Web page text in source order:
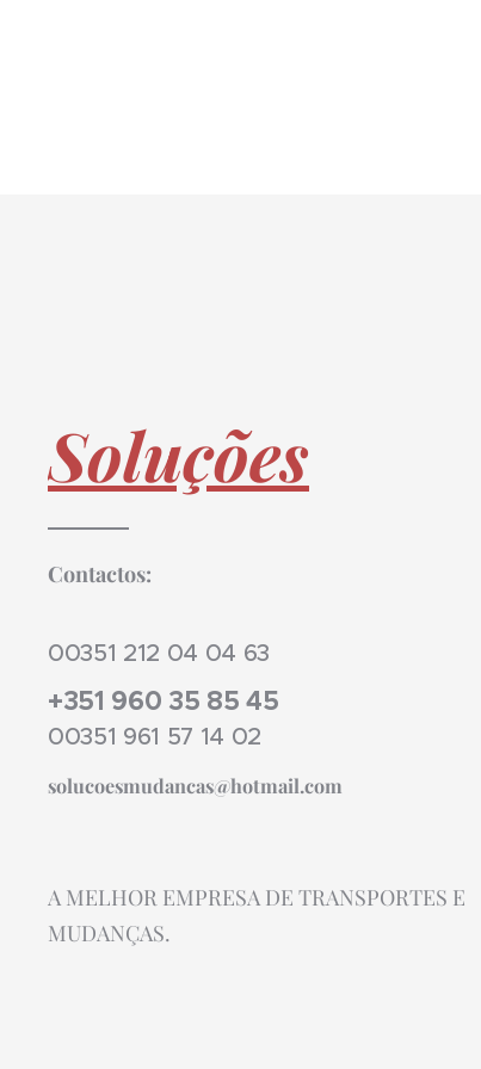
Soluções
Contactos:
00351 212 04 04 63
+351 960 35 85 45
00351 961 57 14 02
solucoesmudancas@hotmail.com
A MELHOR EMPRESA DE TRANSPORTES E
MUDANÇAS.